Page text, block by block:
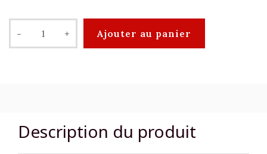
- + Ajouter au panier
Description du produit